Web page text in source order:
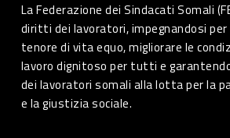
La Federazione dei Sindacati Somali
diritti dei lavoratori, impegnandosi
tenore di vita equo, migliorare le
lavoro dignitoso per tutti e
dei lavoratori somali alla lotta per la
e la giustizia sociale.